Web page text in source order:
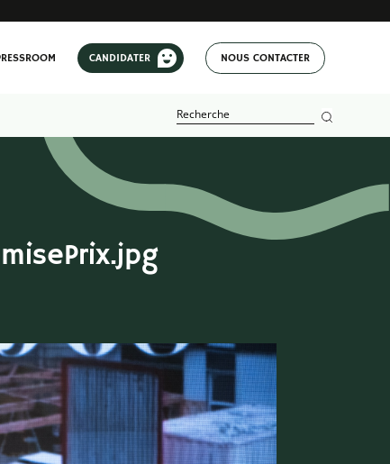
CANDIDATER NOUS CONTACTER